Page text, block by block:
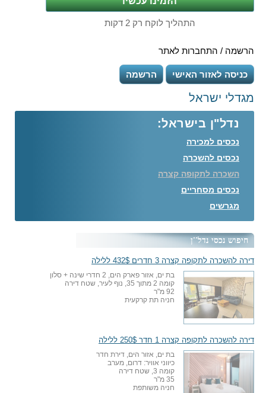
התהליך לוקח רק 2 דקות
הרשמה / התחברות לאתר
כניסה לאזור האישי הרשמה
מגדלי ישראל
נדל"ן בישראל:
נכסים למכירה
נכסים להשכרה
השכרה לתקופה קצרה
נכסים מסחריים
מגרשים
חיפוש נכסי נדל''ן
דירה להשכרה לתקופה קצרה 3 חדרים 432$ ללילה
בת ים, אזור פארק הים, 2 חדרי שינה + סלון
קומה 2 מתוך 35, נוף לעיר, שטח דירה
92 מ"ר
חניה תת קרקעית
דירה להשכרה לתקופה קצרה 1 חדר 250$ ללילה
בת ים, אזור הים, דירת חדר
כיווני אוויר: דרום, מערב
קומה 3, שטח דירה
35 מ"ר
חניה משותפת